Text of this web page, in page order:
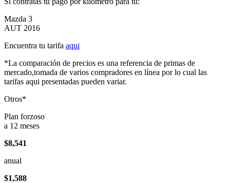
Mazda 3
AUT 2016
Encuentra tu tarifa aqui
*La comparación de precios es una referencia de primas de
mercado,tomada de varios compradores en línea por lo cual las
tarifas aqui presentadas pueden variar.
Otros*
Plan forzoso
a 12 meses
$8,541
anual
$1,588